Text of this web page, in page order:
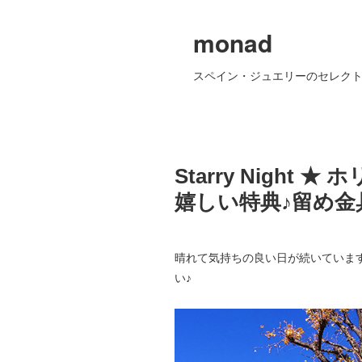
monad
スペイン・ジュエリーのセレク
Starry Night ★ ホ
嬉しい特典♪留め
晴れて気持ちの良い日が続いていま
い♪